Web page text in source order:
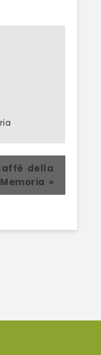
della
Memoria »